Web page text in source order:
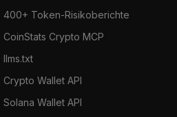
400+ Token-Risikoberichte
CoinStats Crypto MCP
llms.txt
Crypto Wallet API
Solana Wallet API